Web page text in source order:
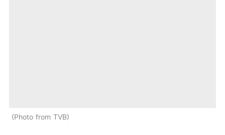
Photo from TVB